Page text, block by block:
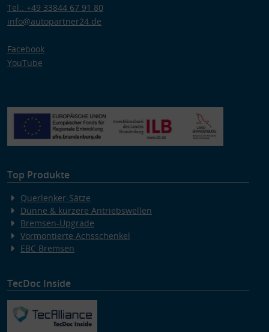
Tel.: +49 33844 67 91 80
info@autopartner24.de
Facebook
YouTube
Top Produkte
Querlenker-Sätze
Dünne & kürzere Antriebswellen
Bremsen-Upgrade
Vormontierte Achsschenkel
EBC Bremsen
TecDoc Inside